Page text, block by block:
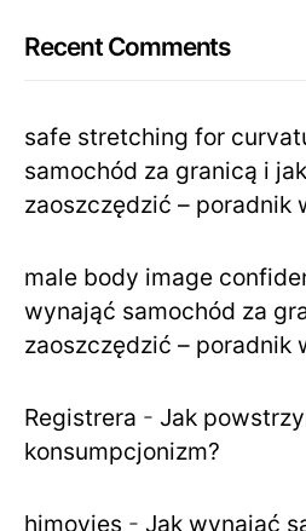
Recent Comments
safe stretching for
samochód za granicą i
zaoszczędzić – poradnik
male body image
wynająć samochód za
zaoszczędzić – poradnik
Registrera - Jak
konsumpcjonizm?
himovies - Jak wynająć